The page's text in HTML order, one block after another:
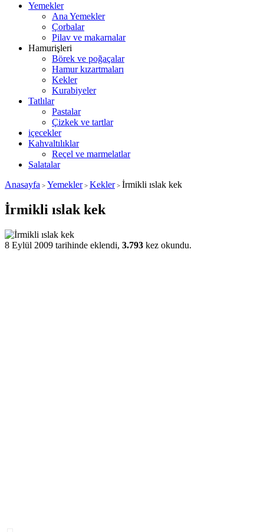
Yemekler
Ana Yemekler
Çorbalar
Pilav ve makarnalar
Hamurişleri
Börek ve poğaçalar
Hamur kızartmaları
Kekler
Kurabiyeler
Tatlılar
Pastalar
Çizkek ve tartlar
içecekler
Kahvaltılıklar
Reçel ve marmelatlar
Salatalar
Anasayfa > Yemekler> Kekler> İrmikli ıslak kek
İrmikli ıslak kek
8 Eylül 2009 tarihinde eklendi, 3.793 kez okundu.